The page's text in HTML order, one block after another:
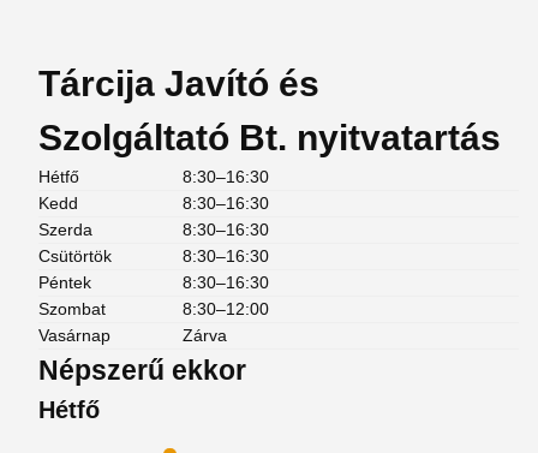
Tárcija Javító és
Szolgáltató Bt. nyitvatartás
Hétfő
8:30–16:30
Kedd
8:30–16:30
Szerda
8:30–16:30
Csütörtök
8:30–16:30
Péntek
8:30–16:30
Szombat
8:30–12:00
Vasárnap
Zárva
Népszerű ekkor
Hétfő